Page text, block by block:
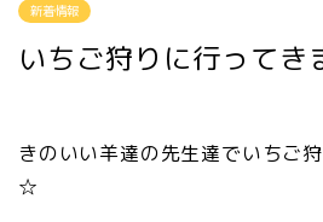
新着情報
いちご狩りに行って
きのいい羊達の先生達でいちご
☆